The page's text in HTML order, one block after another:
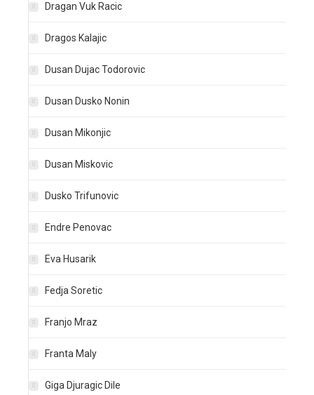
Dragan Vuk Racic
Dragos Kalajic
Dusan Dujac Todorovic
Dusan Dusko Nonin
Dusan Mikonjic
Dusan Miskovic
Dusko Trifunovic
Endre Penovac
Eva Husarik
Fedja Soretic
Franjo Mraz
Franta Maly
Giga Djuragic Dile